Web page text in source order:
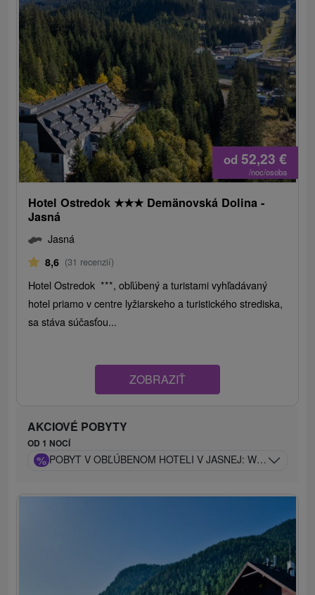
od 52,23 €
/noc/osoba
Hotel Ostredok ★★★ Demänovská Dolina -
Jasná
Jasná
8,6 (31 recenzií)
Hotel Ostredok ***, obľúbený a turistami vyhľadávaný
hotel priamo v centre lyžiarskeho a turistického strediska,
sa stáva súčasťou...
ZOBRAZIŤ
AKCIOVÉ POBYTY
OD 1 NOCÍ
% POBYT V OBĽÚBENOM HOTELI V JASNEJ: WELLNESS,